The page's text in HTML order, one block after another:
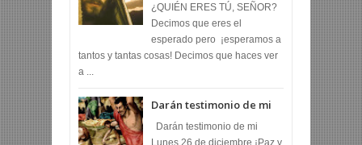
¿QUIÉN ERES TÚ, SEÑOR?
Decimos que eres el
esperado pero ¡esperamos a
tantos y tantas cosas! Decimos que haces ver
a ...
Darán testimonio de mi
Darán testimonio de mi